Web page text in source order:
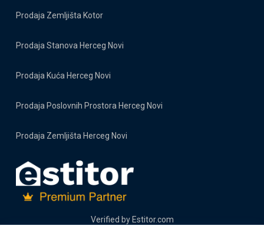
Prodaja Zemljišta Kotor
Prodaja Stanova Herceg Novi
Prodaja Kuća Herceg Novi
Prodaja Poslovnih Prostora Herceg Novi
Prodaja Zemljišta Herceg Novi
Verified by Estitor.com